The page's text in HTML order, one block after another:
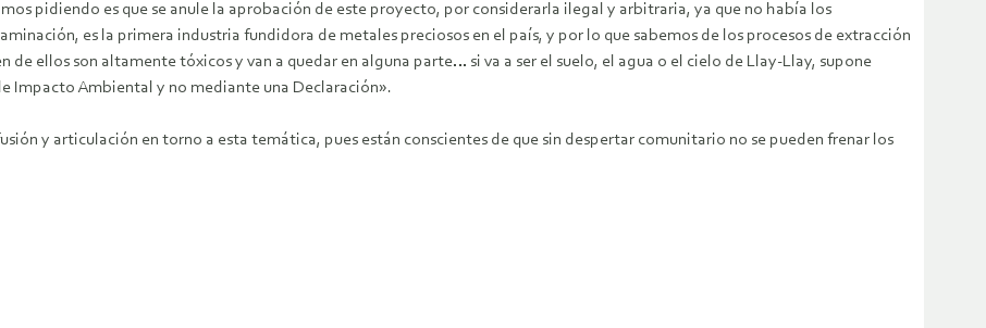
pidiendo es que se anule la aprobación de este proyecto, por considerarla ilegal y arbitraria, ya que no había los
es la primera industria fundidora de metales preciosos en el país, y por lo que sabemos de los procesos de extracción
de ellos son altamente tóxicos y van a quedar en alguna parte… si va a ser el suelo, el agua o el cielo de Llay-Llay, supone
Impacto Ambiental y no mediante una Declaración».
y articulación en torno a esta temática, pues están conscientes de que sin despertar comunitario no se pueden frenar los